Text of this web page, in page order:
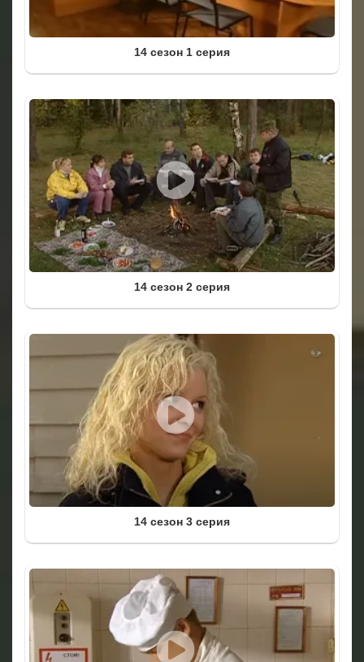
14 сезон 1 серия
14 сезон 2 серия
14 сезон 3 серия